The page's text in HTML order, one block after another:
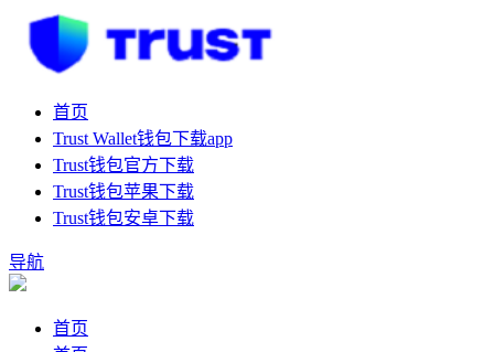
首页
Trust Wallet钱包下载app
Trust钱包官方下载
Trust钱包苹果下载
Trust钱包安卓下载
导航
首页